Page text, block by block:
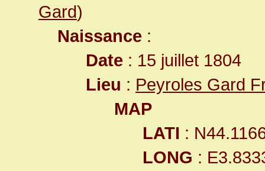
Gard)
Naissance :
Date : 15 juillet 1804
Lieu : Peyroles Gard
MAP
LATI :
LONG :